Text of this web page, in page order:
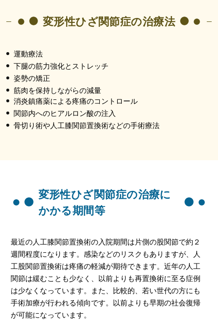
変形性ひざ関節症の治療法
運動療法
下腿の筋力強化とストレッチ
姿勢の矯正
筋肉を保持しながらの減量
消炎鎮痛薬による疼痛のコントロール
関節内へのヒアルロン酸の注入
骨切り術や人工膝関節置換術などの手術療法
変形性ひざ関節症の治療に
かかる期間等
最近の人工膝関節置換術の入院期間は片側の股関節で約２
週間程度になります。感染などのリスクもありますが、人
工股関節置換術は疼痛の軽減が期待できます。近年の人工
関節は緩むことも少なく、以前よりも再置換術に至る症例
は少なくなっています。また、比較的、若い世代の方にも
手術加療が行われる傾向です。以前よりも早期の社会復帰
が可能になっています。